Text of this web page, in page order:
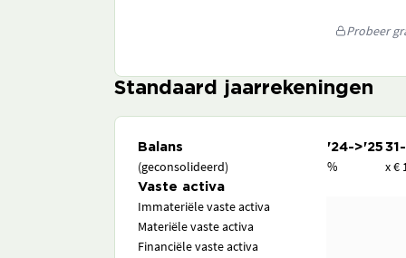
Probeer
Standaard jaarrekeningen
Balans '24->'25
(geconsolideerd) % x €
Vaste activa
Immateriële vaste activa
Materiële vaste activa
Financiële vaste activa